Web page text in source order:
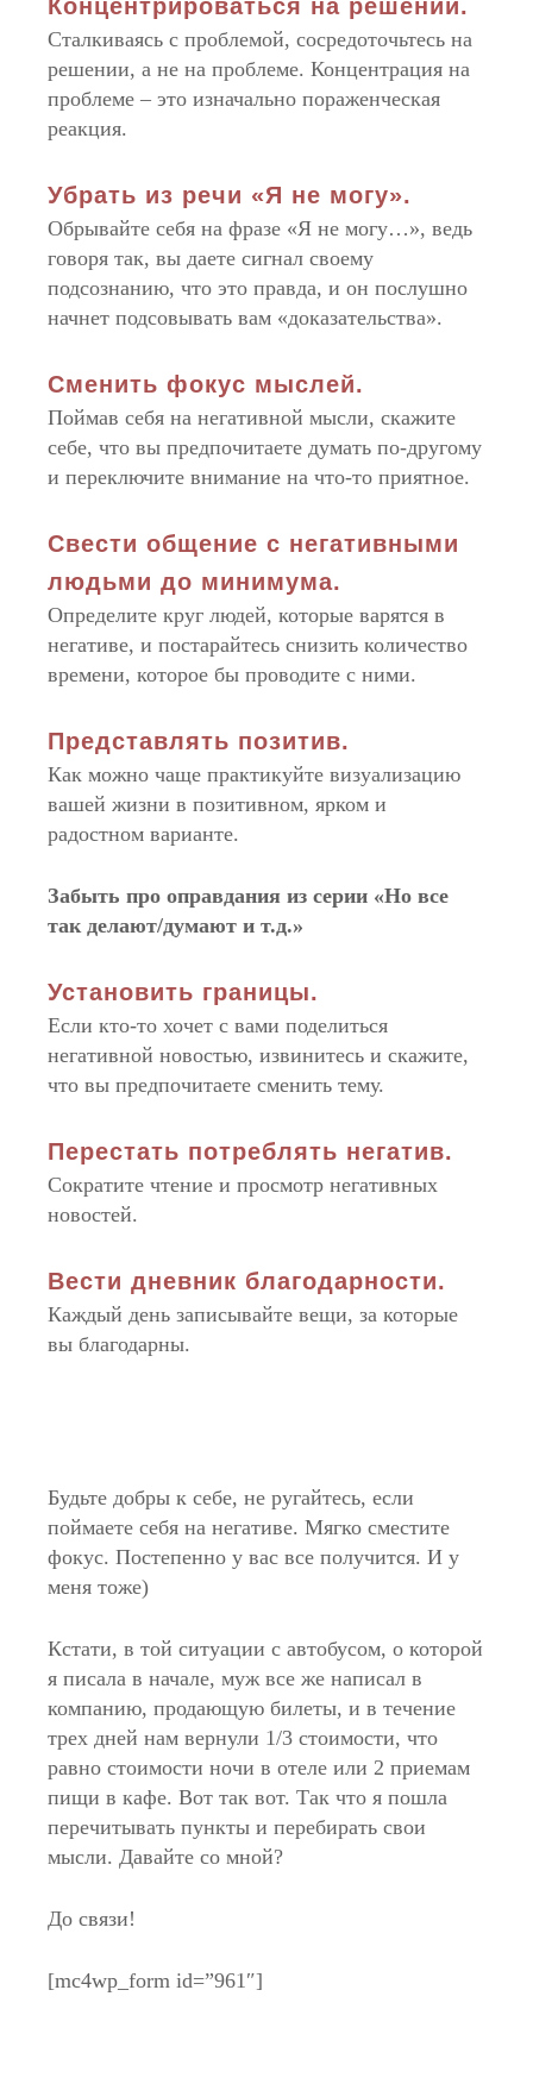
Концентрироваться на решении.
Сталкиваясь с проблемой, сосредоточьтесь на
решении, а не на проблеме. Концентрация на
проблеме – это изначально пораженческая
реакция.
Убрать из речи «Я не могу».
Обрывайте себя на фразе «Я не могу…», ведь
говоря так, вы даете сигнал своему
подсознанию, что это правда, и он послушно
начнет подсовывать вам «доказательства».
Сменить фокус мыслей.
Поймав себя на негативной мысли, скажите
себе, что вы предпочитаете думать по-другому
и переключите внимание на что-то приятное.
Свести общение с негативными
людьми до минимума.
Определите круг людей, которые варятся в
негативе, и постарайтесь снизить количество
времени, которое бы проводите с ними.
Представлять позитив.
Как можно чаще практикуйте визуализацию
вашей жизни в позитивном, ярком и
радостном варианте.
Забыть про оправдания из серии «Но все
так делают/думают и т.д.»
Установить границы.
Если кто-то хочет с вами поделиться
негативной новостью, извинитесь и скажите,
что вы предпочитаете сменить тему.
Перестать потреблять негатив.
Сократите чтение и просмотр негативных
новостей.
Вести дневник благодарности.
Каждый день записывайте вещи, за которые
вы благодарны.
Будьте добры к себе, не ругайтесь, если
поймаете себя на негативе. Мягко сместите
фокус. Постепенно у вас все получится. И у
меня тоже)
Кстати, в той ситуации с автобусом, о которой
я писала в начале, муж все же написал в
компанию, продающую билеты, и в течение
трех дней нам вернули 1/3 стоимости, что
равно стоимости ночи в отеле или 2 приемам
пищи в кафе. Вот так вот. Так что я пошла
перечитывать пункты и перебирать свои
мысли. Давайте со мной?
До связи!
[mc4wp_form id=”961″]